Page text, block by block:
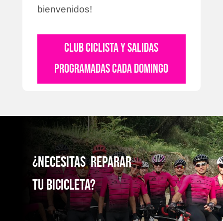
bienvenidos!
CLUB CICLISTA Y SALIDAS
PROGRAMADAS CADA DOMINGO
¿NecesitaS reparaR
TU bicicleta?